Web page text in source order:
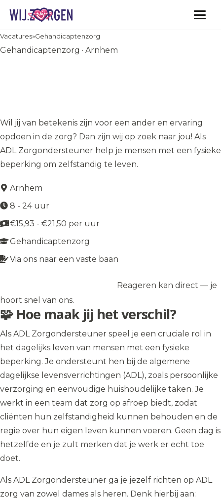
Vacatures»Gehandicaptenzorg
Gehandicaptenzorg · Arnhem
Wil jij van betekenis zijn voor een ander en ervaring
opdoen in de zorg? Dan zijn wij op zoek naar jou! Als
ADL Zorgondersteuner help je mensen met een fysieke
beperking om zelfstandig te leven.
Arnhem
8 - 24 uur
€15,93 - €21,50 per uur
Gehandicaptenzorg
Via ons naar een vaste baan
Reageren kan direct — je
hoort snel van ons.
🧩 Hoe maak jij het verschil?
Als ADL Zorgondersteuner speel je een cruciale rol in
het dagelijks leven van mensen met een fysieke
beperking. Je ondersteunt hen bij de algemene
dagelijkse levensverrichtingen (ADL), zoals persoonlijke
verzorging en eenvoudige huishoudelijke taken. Je
werkt in een team dat zorg op afroep biedt, zodat
cliënten hun zelfstandigheid kunnen behouden en de
regie over hun eigen leven kunnen voeren. Geen dag is
hetzelfde en je zult merken dat je werk er echt toe
doet.
Als ADL Zorgondersteuner ga je jezelf richten op ADL
zorg van zowel dames als heren. Denk hierbij aan: